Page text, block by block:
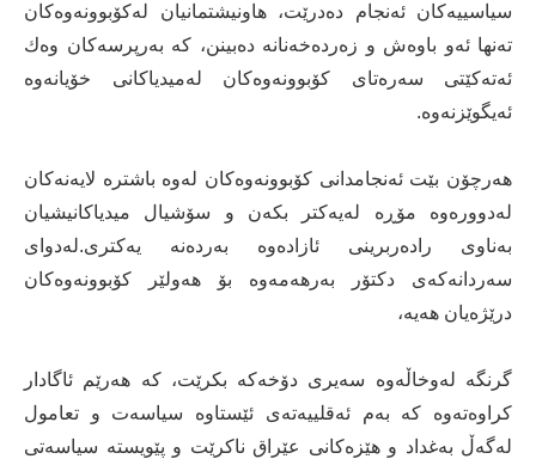
سیاسییەكان ئەنجام دەدرێت، هاونیشتمانیان لەكۆبوونەوەكان
تەنها ئەو باوەش و زەردەخەنانە دەبینن، كە بەرپرسەكان وەك
ئەتەكێتی سەرەتای كۆبوونەوەكان لەمیدیاكانی خۆیانەوە
ئەیگوێزنەوە.
‎هەرچۆن بێت ئەنجامدانی كۆبوونەوەكان لەوە باشترە لایەنەكان
لەدوورەوە مۆڕە لەیەكتر بكەن و سۆشیال میدیاكانیشیان
بەناوی رادەربرینی ئازادەوە بەردەنە یەكتری.لەدوای
سەردانەكەی دكتۆر بەرهەمەوە بۆ هەولێر كۆبوونەوەكان
درێژەیان هەیە،
‎گرنگە لەوخاڵەوە سەیری دۆخەكە بكرێت، کە ھەرێم ئاگادار
کراوەتەوە کە بەم ئەقلییەتەی ئێستاوە سیاسەت و تعامول
لەگەڵ بەغداد و ھێزەکانی عێراق ناکرێت و پێویستە سیاسەتی